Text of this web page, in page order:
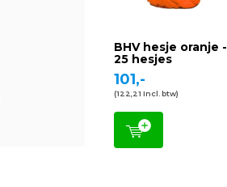
BHV hesje oranje -
25 hesjes
101,-
(122,21 Incl. btw)